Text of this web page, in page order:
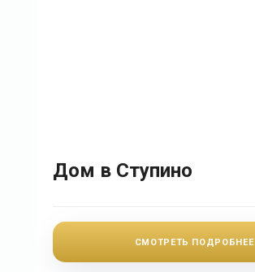
Дом в Ступино
СМОТРЕТЬ ПОДРОБНЕЕ